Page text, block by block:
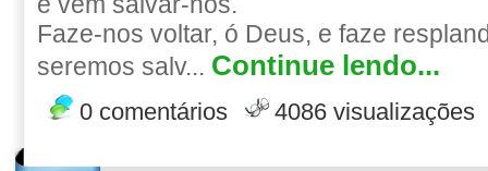
Faze-nos voltar, ó Deus, e faze
seremos salv... Continue lendo...
0 comentários 4086 visualizações